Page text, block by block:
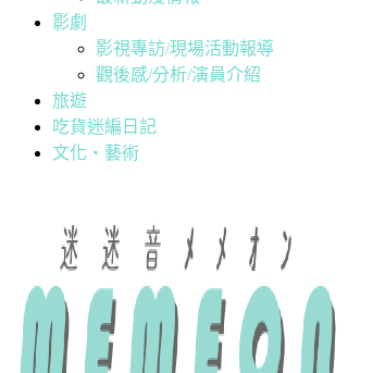
影劇
影視專訪/現場活動報導
觀後感/分析/演員介紹
旅遊
吃貨迷編日記
文化・藝術